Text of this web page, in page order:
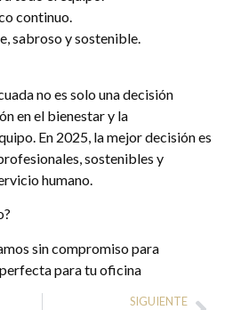
continuo.
sabroso y sostenible.
no es solo una decisión
en el bienestar y la
En 2025, la mejor decisión es
sostenibles y
humano.
sin compromiso para
para tu oficina
SIGUIENTE